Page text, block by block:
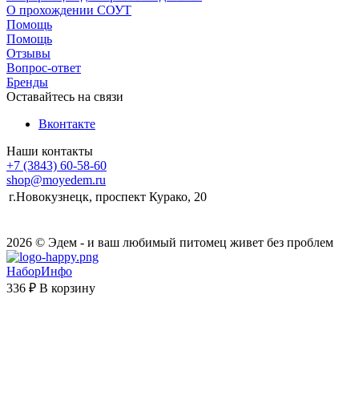
О прохождении СОУТ
Помощь
Помощь
Отзывы
Вопрос-ответ
Бренды
Оставайтесь на связи
Вконтакте
Наши контакты
+7 (3843) 60-58-60
shop@moyedem.ru
г.Новокузнецк, проспект Курако, 20
2026 © Эдем - и ваш любимый питомец живет без проблем
НаборИнфо
336 ₽ В корзину